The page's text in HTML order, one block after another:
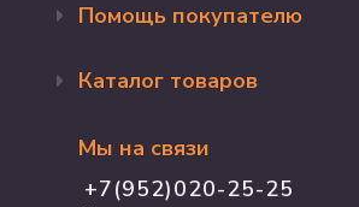
Помощь покупателю
Доставка и оплата
Программа лояльности
График работы
Каталог товаров
Акции
Для кошек
Мы на связи
+7(952)020-25-25